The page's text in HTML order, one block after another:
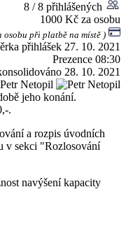
8 / 8 přihlášených
1000 Kč za osobu
osobu při platbě na místě )
přihlášek 27. 10. 2021
Prezence 08:30
28. 10. 2021
Petr Netopil
jeho konání.
.
a rozpis úvodních
v sekci "Rozlosování
navýšení kapacity